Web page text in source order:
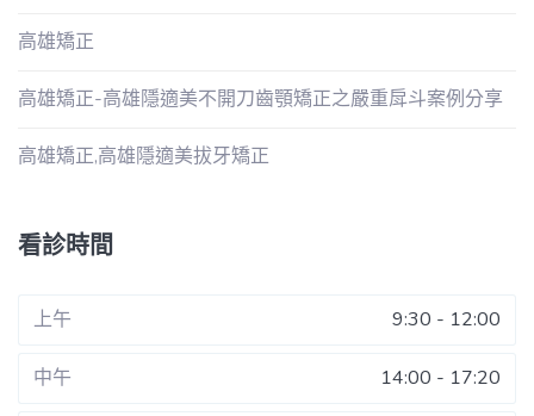
高雄矯正
高雄矯正-高雄隱適美不開刀齒顎矯正之嚴重戽斗案例分享
高雄矯正,高雄隱適美拔牙矯正
看診時間
上午 9:30 - 12:00
中午 14:00 - 17:20